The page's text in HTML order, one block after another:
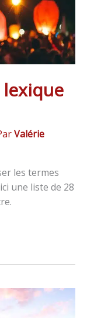
lexique
Valérie
les termes
une liste de 28